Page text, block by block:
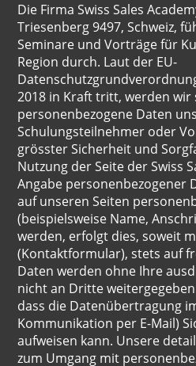
Die Firma Swiss Sales
Triesenberg 9497, Schweiz,
Seminare und Vorträge für
Region durch. Laut der EU-
2018 in Kraft tritt, werden wir
personenbezogene Daten
Schulungsteilnehmer oder
grösster Sicherheit und
Nutzung der Seite der Swiss
Angabe personenbezogener
auf unseren Seiten
(beispielsweise Name,
werden, erfolgt dies, soweit
(Kontaktformular), stets auf
Daten werden ohne Ihre
nicht an Dritte
dass die Datenübertragung
Kommunikation per E-Mail)
aufweisen kann. Unsere
zum Umgang mit